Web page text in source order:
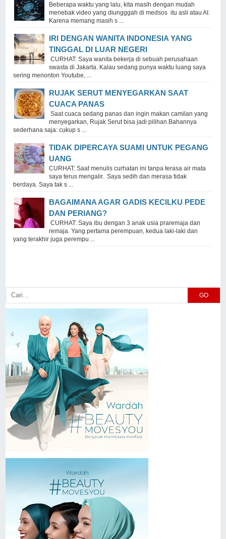
Beberapa waktu yang lalu, kita masih dengan mudah
menebak video yang diungggah di medsos itu asli atau AI.
Karena memang masih s ...
IRI DENGAN WANITA INDONESIA YANG
TINGGAL DI LUAR NEGERI
CURHAT: Saya wanita bekerja di sebuah perusahaan
swasta di Jakarta. Kalau sedang punya waktu luang saya
sering menonton Youtube, ...
RUJAK SERUT MENYEGARKAN SAAT
CUACA PANAS
Saat cuaca sedang panas dan ingin makan camilan yang
menyegarkan, Rujak Serut bisa jadi pilihan.Bahannya
sederhana saja: cukup s ...
TIDAK DIPERCAYA SUAMI UNTUK PEGANG
UANG
CURHAT: Saat menulis curhatan ini tanpa terasa air mata
saya terus mengalir. Saya sedih dan merasa tidak
berdaya. Saya tak s ...
BAGAIMANA AGAR GADIS KECILKU PEDE
DAN PERIANG?
CURHAT: Saya ibu dengan 3 anak usia praremaja dan
remaja. Yang pertama perempuan, kedua laki-laki dan
yang terakhir juga perempu ...
GO